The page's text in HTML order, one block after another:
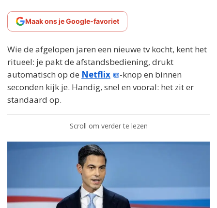
Maak ons je Google-favoriet
Wie de afgelopen jaren een nieuwe tv kocht, kent het
ritueel: je pakt de afstandsbediening, drukt
automatisch op de Netflix
-knop en binnen
seconden kijk je. Handig, snel en vooral: het zit er
standaard op.
Scroll om verder te lezen